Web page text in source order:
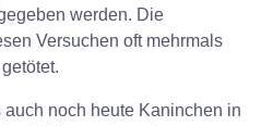
werden. Die
Versuchen oft mehrmals
auch noch heute Kaninchen in